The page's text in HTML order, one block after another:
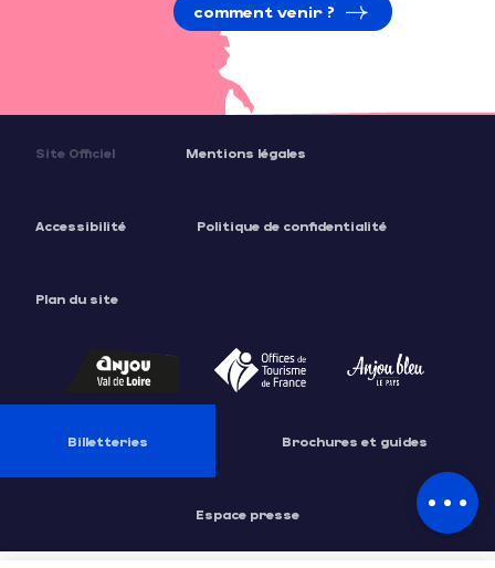
Description
comment venir ?
Site Officiel Mentions légales
Accessibilité Politique de confidentialité
Plan du site
Billetteries Brochures et guides
Espace presse